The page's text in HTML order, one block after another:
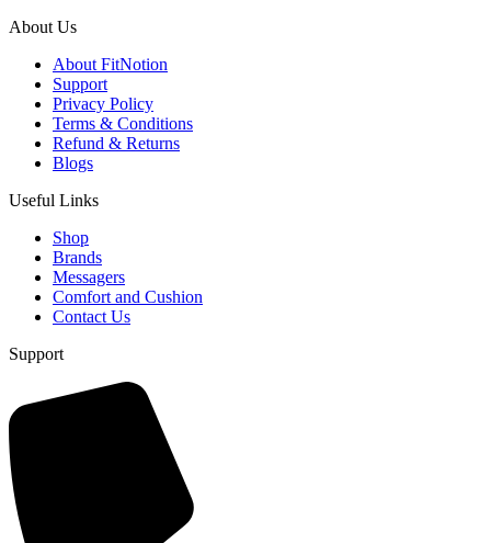
About Us
About FitNotion
Support
Privacy Policy
Terms & Conditions
Refund & Returns
Blogs
Useful Links
Shop
Brands
Messagers
Comfort and Cushion
Contact Us
Support